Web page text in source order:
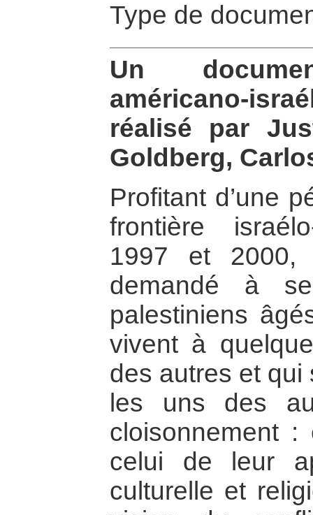
Type de
Un
américano-
réalisé par
Goldberg,
Profitant d’une
frontière
1997 et 2000,
demandé à
palestiniens
vivent à
des autres et qui
les uns des
cloisonnement
celui de leur
culturelle et